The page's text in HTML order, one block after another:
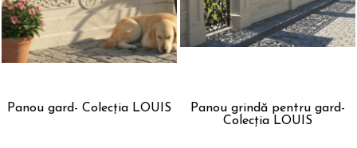
Panou gard- Colecția LOUIS
Panou grindă pentru gard-
Colecția LOUIS